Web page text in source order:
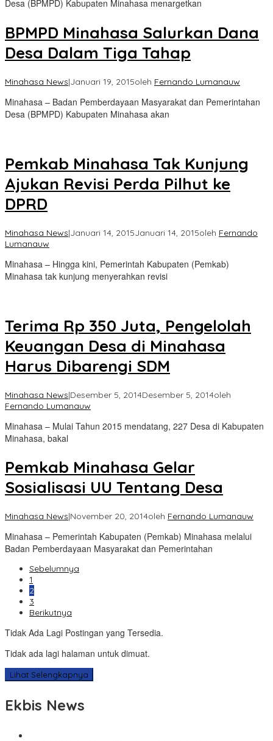
Desa (BPMPD) Kabupaten Minahasa menargetkan
BPMPD Minahasa Salurkan Dana
Desa Dalam Tiga Tahap
Minahasa News|Januari 19, 2015oleh Fernando Lumanauw
Minahasa – Badan Pemberdayaan Masyarakat dan Pemerintahan
Desa (BPMPD) Kabupaten Minahasa akan
Pemkab Minahasa Tak Kunjung
Ajukan Revisi Perda Pilhut ke
DPRD
Minahasa News|Januari 14, 2015Januari 14, 2015oleh Fernando
Lumanauw
Minahasa – Hingga kini, Pemerintah Kabupaten (Pemkab)
Minahasa tak kunjung menyerahkan revisi
Terima Rp 350 Juta, Pengelolah
Keuangan Desa di Minahasa
Harus Dibarengi SDM
Minahasa News|Desember 5, 2014Desember 5, 2014oleh
Fernando Lumanauw
Minahasa – Mulai Tahun 2015 mendatang, 227 Desa di Kabupaten
Minahasa, bakal
Pemkab Minahasa Gelar
Sosialisasi UU Tentang Desa
Minahasa News|November 20, 2014oleh Fernando Lumanauw
Minahasa – Pemerintah Kabupaten (Pemkab) Minahasa melalui
Badan Pemberdayaan Masyarakat dan Pemerintahan
Sebelumnya
1
2
3
Berikutnya
Tidak Ada Lagi Postingan yang Tersedia.
Tidak ada lagi halaman untuk dimuat.
Lihat Selengkapnya
Ekbis News